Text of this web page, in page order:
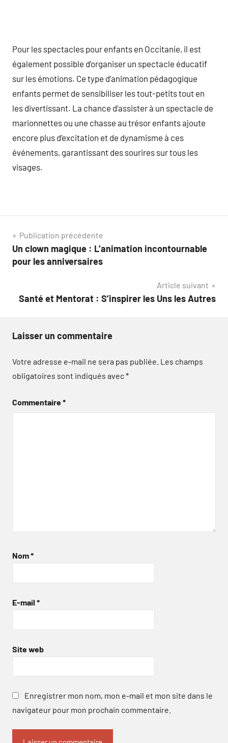
Pour les spectacles pour enfants en Occitanie, il est
également possible d’organiser un spectacle éducatif
sur les émotions. Ce type d’animation pédagogique
enfants permet de sensibiliser les tout-petits tout en
les divertissant. La chance d’assister à un spectacle de
marionnettes ou une chasse au trésor enfants ajoute
encore plus d’excitation et de dynamisme à ces
événements, garantissant des sourires sur tous les
visages.
Navigation
de
Publication précédente
Un clown magique : L’animation incontournable
pour les anniversaires
Article suivant
Santé et Mentorat : S’inspirer les Uns les Autres
Laisser un commentaire
Votre adresse e-mail ne sera pas publiée. Les champs
obligatoires sont indiqués avec*
Commentaire*
Nom*
E-mail *
Site web
Enregistrer mon nom, mon e-mail et mon site dans le
navigateur pour mon prochain commentaire.